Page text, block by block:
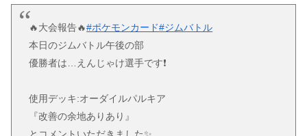
🔥大会報告🔥#ポケモンカード#ジムバトル
本日のジムバトル午後の部
優勝者は…えんじゃけ選手です❗
使用デッキ:オーダイルパルキア
『改善の余地ありあり』
とコメントいただきました✨